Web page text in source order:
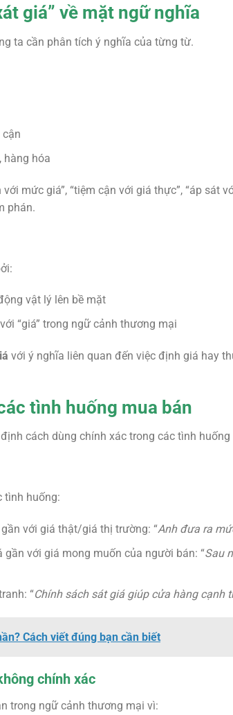
giá” về mặt ngữ nghĩa
ta cần phân tích ý nghĩa của từng từ.
cận
hàng hóa
mức giá”, “tiệm cận với giá thực”, “áp sát
phán.
vật lý lên bề mặt
“giá” trong ngữ cảnh thương mại
với ý nghĩa liên quan đến việc định giá hay
tình huống mua bán
cách dùng chính xác trong các tình huống
tình huống:
với giá thật/giá thị trường: “Anh đưa ra
với giá mong muốn của người bán: “Sau
“Chính sách sát giá giúp cửa hàng cạnh
Cách viết đúng bạn cần biết
chính xác
trong ngữ cảnh thương mại vì: